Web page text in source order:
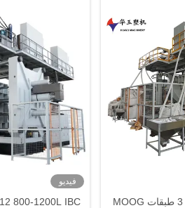
هوايو IBC آلة صناعة الصبغ 3 طبقات MOOG
فيديو